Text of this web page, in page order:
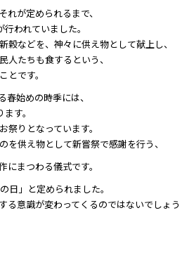
が定められるまで、
われていました。
などを、神々に供え物として献上し、
人たちも食するという、
です。
春始めの時季には、
す。
りとなっています。
供え物として新嘗祭で感謝を行う――、
まつわる儀式です。
日」と定められました。
る意識が変わってくるのではないでしょう